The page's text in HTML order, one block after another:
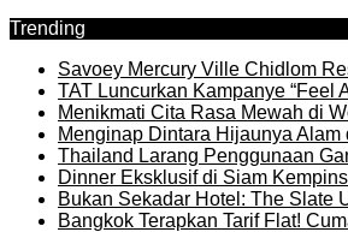
Trending
Savoey Mercury Ville Chidlom
TAT Luncurkan Kampanye “Feel
Menikmati Cita Rasa Mewah di
Menginap Dintara Hijaunya
Thailand Larang Penggunaan
Dinner Eksklusif di Siam
Bukan Sekadar Hotel: The Slate
Bangkok Terapkan Tarif Flat!